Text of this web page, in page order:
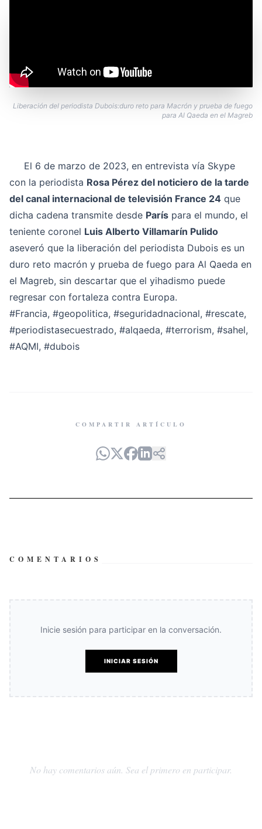
Liberación del periodista Dubois:duro reto para Macrón y prueba de fuego
para Al Qaeda en el Magreb
El 6 de marzo de 2023, en entrevista vía Skype
con la periodista Rosa Pérez del noticiero de la tarde
del canal internacional de televisión France 24 que
dicha cadena transmite desde París para el mundo, el
teniente coronel Luis Alberto Villamarín Pulido
aseveró que la liberación del periodista Dubois es un
duro reto macrón y prueba de fuego para Al Qaeda en
el Magreb, sin descartar que el yihadismo puede
regresar con fortaleza contra Europa.
#Francia, #geopolitica, #seguridadnacional, #rescate,
#periodistasecuestrado, #alqaeda, #terrorism, #sahel,
#AQMI, #dubois
COMPARTIR ARTÍCULO
COMENTARIOS
Inicie sesión para participar en la conversación.
INICIAR SESIÓN
No hay comentarios aún. Sea el primero en participar.